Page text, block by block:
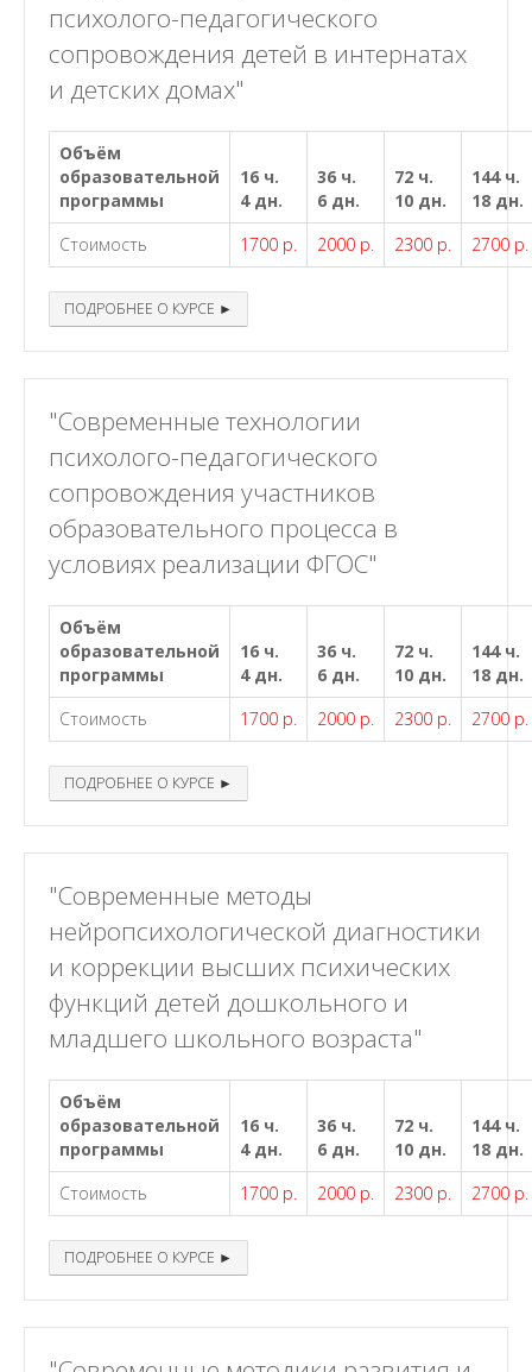
психолого-педагогического
сопровождения детей в интернатах
и детских домах"
Объём
образовательной
программы
16 ч.
4 дн.
36 ч.
6 дн.
72 ч.
10 дн.
144 ч.
18 дн.
Стоимость
1700 р. 2000 р. 2300 р. 2700 р.
ПОДРОБНЕЕ О КУРСЕ ►
"Современные технологии
психолого-педагогического
сопровождения участников
образовательного процесса в
условиях реализации ФГОС"
Объём
образовательной
программы
16 ч.
4 дн.
36 ч.
6 дн.
72 ч.
10 дн.
144 ч.
18 дн.
Стоимость
1700 р. 2000 р. 2300 р. 2700 р.
ПОДРОБНЕЕ О КУРСЕ ►
"Современные методы
нейропсихологической диагностики
и коррекции высших психических
функций детей дошкольного и
младшего школьного возраста"
Объём
образовательной
программы
16 ч.
4 дн.
36 ч.
6 дн.
72 ч.
10 дн.
144 ч.
18 дн.
Стоимость
1700 р. 2000 р. 2300 р. 2700 р.
ПОДРОБНЕЕ О КУРСЕ ►